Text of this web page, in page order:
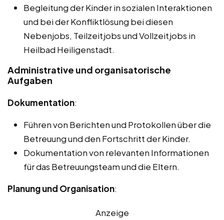
Begleitung der Kinder in sozialen Interaktionen
und bei der Konfliktlösung bei diesen
Nebenjobs, Teilzeitjobs und Vollzeitjobs in
Heilbad Heiligenstadt.
Administrative und organisatorische
Aufgaben
Dokumentation:
Führen von Berichten und Protokollen über die
Betreuung und den Fortschritt der Kinder.
Dokumentation von relevanten Informationen
für das Betreuungsteam und die Eltern.
Planung und Organisation:
Anzeige